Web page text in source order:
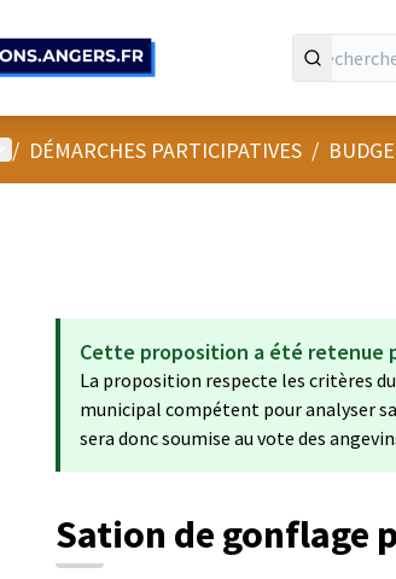
principal
/ DÉMARCHES PARTICIPATIVES /
Cette proposition a été retenue
La proposition respecte les critères
municipal compétent pour analyser
sera donc soumise au vote des
Sation de gonflage